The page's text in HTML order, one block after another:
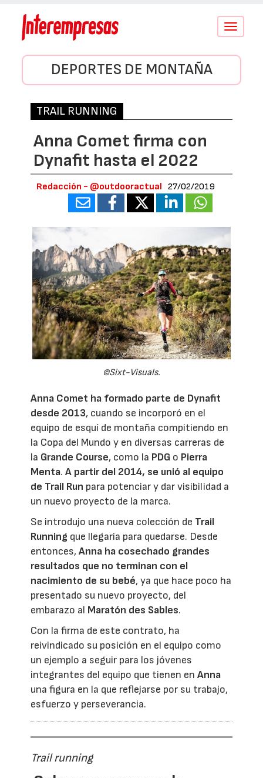
Conmutar
DEPORTES DE MONTAÑA
TRAIL RUNNING
Anna Comet firma con
Dynafit hasta el 2022
Redacción - @outdooractual 27/02/2019
©Sixt-Visuals.
Anna Comet ha formado parte de Dynafit
desde 2013, cuando se incorporó en el
equipo de esquí de montaña compitiendo en
la Copa del Mundo y en diversas carreras de
la Grande Course, como la PDG o Pierra
Menta.A partir del 2014, se unió al equipo
de Trail Run para potenciar y dar visibilidad a
un nuevo proyecto de la marca.
Se introdujo una nueva colección de Trail
Running que llegaría para quedarse. Desde
entonces,Anna ha cosechado grandes
resultados que no terminan con el
nacimiento de su bebé, ya que hace poco ha
presentado su nuevo proyecto, del
embarazo al Maratón des Sables.
Con la firma de este contrato, ha
reivindicado su posición en el equipo como
un ejemplo a seguir para los jóvenes
integrantes del equipo que tienen enAnna
una figura en la que reflejarse por su trabajo,
esfuerzo y perseverancia.
Trail running